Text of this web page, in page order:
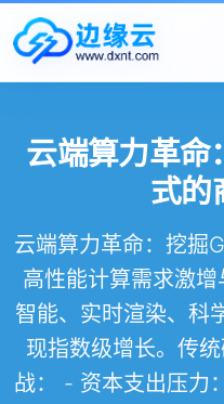
云端算力革命
式的
云端算力革命：挖掘
高性能计算需求激
智能、实时渲染、科
现指数级增长。传
战： - 资本支出压力